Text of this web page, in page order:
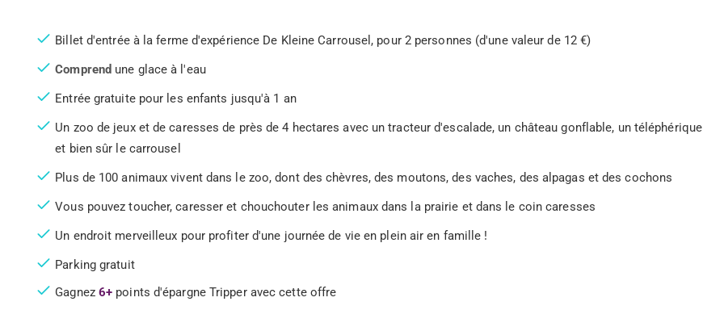
Billet d'entrée à la ferme d'expérience De Kleine Carrousel, pour 2 personnes (d'une valeur de 12 €)
Comprend une glace à l'eau
Entrée gratuite pour les enfants jusqu'à 1 an
Un zoo de jeux et de caresses de près de 4 hectares avec un tracteur d'escalade, un château gonflable, un téléphérique
et bien sûr le carrousel
Plus de 100 animaux vivent dans le zoo, dont des chèvres, des moutons, des vaches, des alpagas et des cochons
Vous pouvez toucher, caresser et chouchouter les animaux dans la prairie et dans le coin caresses
Un endroit merveilleux pour profiter d'une journée de vie en plein air en famille !
Parking gratuit
Gagnez 6+ points d'épargne Tripper avec cette offre